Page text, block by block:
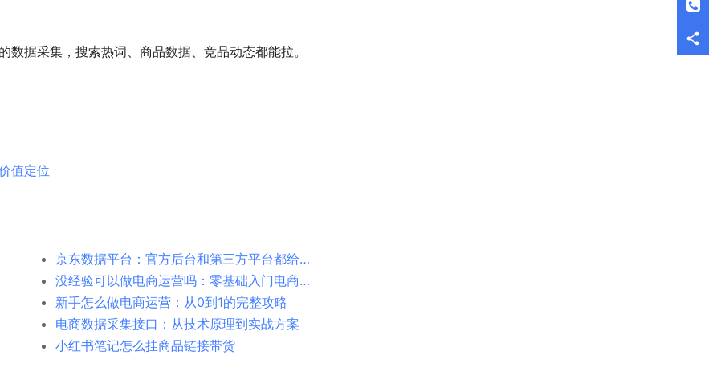
据采集，搜索热词、商品数据、竞品动态都能拉。
值定位
京东数据平台：官方后台和第三方平台都给你捋清楚
没经验可以做电商运营吗：零基础入门电商运营的真实路径
新手怎么做电商运营：从0到1的完整攻略
电商数据采集接口：从技术原理到实战方案
小红书笔记怎么挂商品链接带货